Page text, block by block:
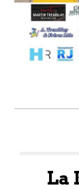
La